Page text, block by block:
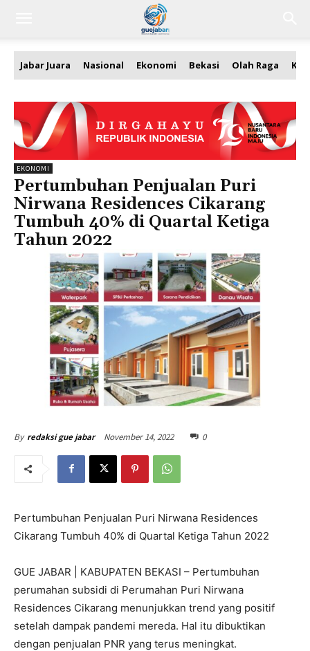
Jabar Juara Nasional Ekonomi Bekasi Olah Raga
EKONOMI
Pertumbuhan Penjualan Puri
Nirwana Residences Cikarang
Tumbuh 40% di Quartal Ketiga
Tahun 2022
By redaksi gue jabar November 14, 2022 0
Pertumbuhan Penjualan Puri Nirwana Residences
Cikarang Tumbuh 40% di Quartal Ketiga Tahun 2022
GUE JABAR | KABUPATEN BEKASI – Pertumbuhan
perumahan subsidi di Perumahan Puri Nirwana
Residences Cikarang menunjukkan trend yang positif
setelah dampak pandemi mereda. Hal itu dibuktikan
dengan penjualan PNR yang terus meningkat.